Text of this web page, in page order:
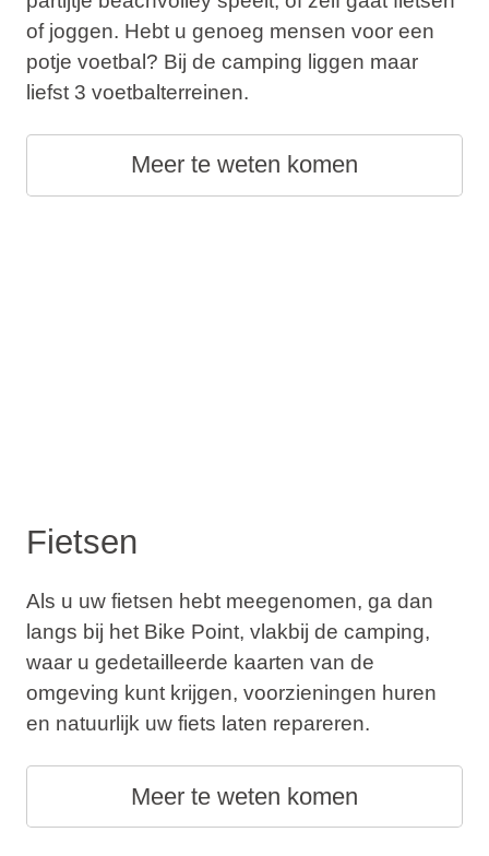
of joggen. Hebt u genoeg mensen voor een
potje voetbal? Bij de camping liggen maar
liefst 3 voetbalterreinen.
Meer te weten komen
Fietsen
Als u uw fietsen hebt meegenomen, ga dan
langs bij het Bike Point, vlakbij de camping,
waar u gedetailleerde kaarten van de
omgeving kunt krijgen, voorzieningen huren
en natuurlijk uw fiets laten repareren.
Meer te weten komen